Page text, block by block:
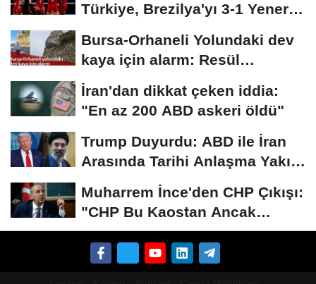
Türkiye, Brezilya'yı 3-1 Yenerek
Bursa-Orhaneli Yolundaki dev
kaya için alarm: Resül
Kaplan'dan yetkililere...
İran'dan dikkat çeken iddia:
"En az 200 ABD askeri öldü"
Trump Duyurdu: ABD ile İran
Arasında Tarihi Anlaşma Yakın!
Muharrem İnce'den CHP Çıkışı:
"CHP Bu Kaostan Ancak
Üyelerle Genel...